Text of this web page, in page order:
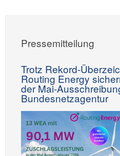
Pressemitteilung
Trotz Rekord-
Routing Energy
der Mai-
Bundesnetzagentur